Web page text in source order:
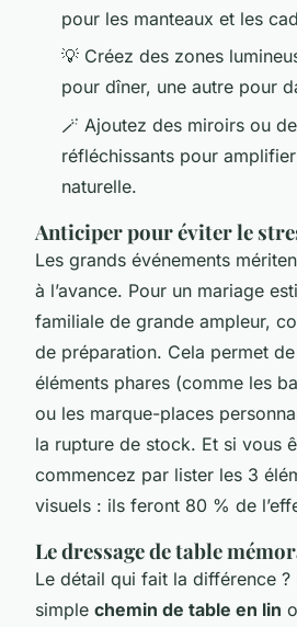
pour les manteaux et les
💡 Créez des zones
pour dîner, une autre pour
🪄 Ajoutez des miroirs ou
réfléchissants pour
naturelle.
Anticiper pour éviter le
Les grands événements
à l’avance. Pour un mariage
familiale de grande ampleur,
de préparation. Cela permet
éléments phares (comme les
ou les marque-places
la rupture de stock. Et si vous
commencez par lister les 3
visuels : ils feront 80 % de
Le dressage de table
Le détail qui fait la différence ?
simple chemin de table en lin